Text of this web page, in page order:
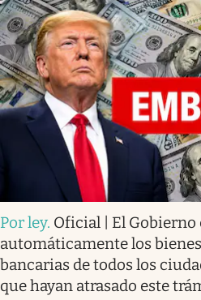
Por ley. Oficial | El Gobierno
automáticamente los
bancarias de todos los
que hayan atrasado este